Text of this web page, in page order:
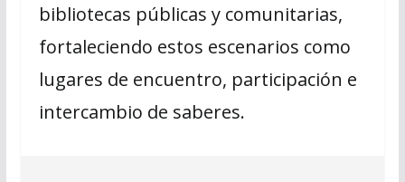
bibliotecas públicas y comunitarias,
fortaleciendo estos escenarios como
lugares de encuentro, participación e
intercambio de saberes.